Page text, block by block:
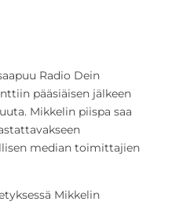
Radio Dein
pääsiäisen jälkeen
Mikkelin piispa saa
median toimittajien
Mikkelin